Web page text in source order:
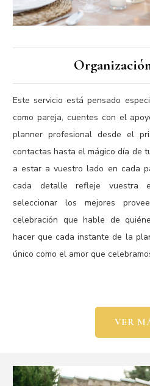
Este servicio está pensado
como pareja, cuentes con el
planner profesional desde el
contactas hasta el mágico día de
a estar a vuestro lado en cada
cada detalle refleje vuestra
seleccionar los mejores
celebración que hable de
hacer que cada instante de la
único como el amor que
VER